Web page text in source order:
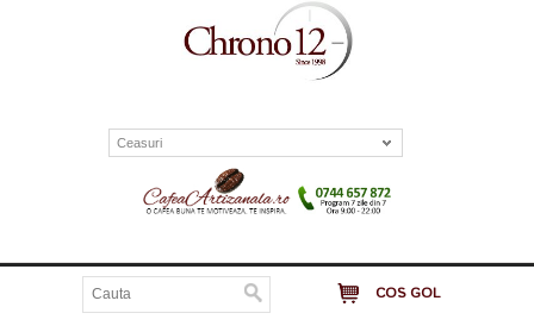
Ceasuri
COS GOL